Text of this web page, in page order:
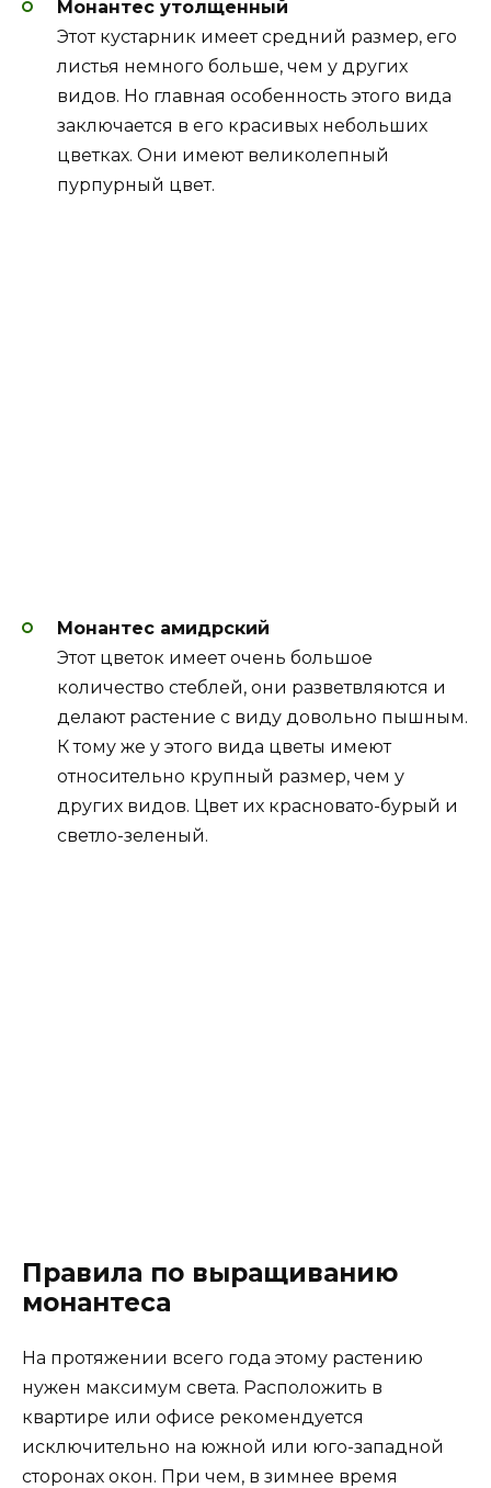
Монантес утолщенный
Этот кустарник имеет средний размер, его
листья немного больше, чем у других
видов. Но главная особенность этого вида
заключается в его красивых небольших
цветках. Они имеют великолепный
пурпурный цвет.
Монантес амидрский
Этот цветок имеет очень большое
количество стеблей, они разветвляются и
делают растение с виду довольно пышным.
К тому же у этого вида цветы имеют
относительно крупный размер, чем у
других видов. Цвет их красновато-бурый и
светло-зеленый.
Правила по выращиванию
монантеса
На протяжении всего года этому растению
нужен максимум света. Расположить в
квартире или офисе рекомендуется
исключительно на южной или юго-западной
сторонах окон. При чем, в зимнее время